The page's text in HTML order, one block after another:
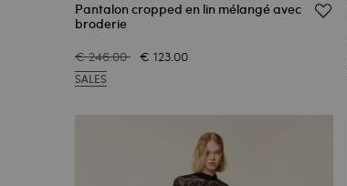
Pantalon cropped en lin mélangé avec
broderie
€ 246.00 € 123.00
SALES